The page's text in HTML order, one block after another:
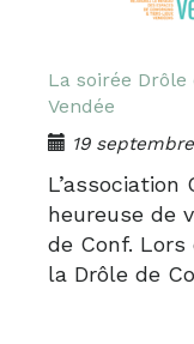
La soirée Drôle
Vendée
19
L’association
heureuse de
de Conf.
la Drôle de